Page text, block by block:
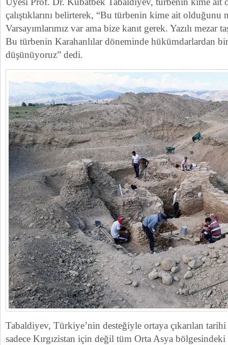
çalıştıklarını belirterek, “Bu türbenin kime ait olduğunu
Varsayımlarımız var ama bize kanıt gerek. Yazılı mezar
Bu türbenin Karahanlılar döneminde hükümdarlardan
düşünüyoruz” dedi.
Tabaldiyev, Türkiye’nin desteğiyle ortaya çıkarılan
sadece Kırgızistan için değil tüm Orta Asya